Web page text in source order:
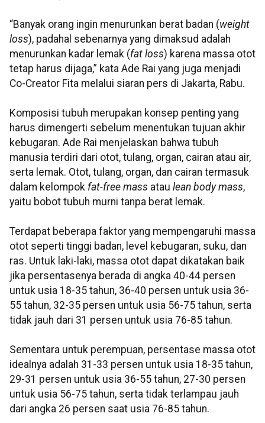
“Banyak orang ingin menurunkan berat badan (weight
loss), padahal sebenarnya yang dimaksud adalah
menurunkan kadar lemak (fat loss) karena massa otot
tetap harus dijaga,” kata Ade Rai yang juga menjadi
Co-Creator Fita melalui siaran pers di Jakarta, Rabu.
Komposisi tubuh merupakan konsep penting yang
harus dimengerti sebelum menentukan tujuan akhir
kebugaran. Ade Rai menjelaskan bahwa tubuh
manusia terdiri dari otot, tulang, organ, cairan atau air,
serta lemak. Otot, tulang, organ, dan cairan termasuk
dalam kelompok fat-free mass atau lean body mass,
yaitu bobot tubuh murni tanpa berat lemak.
Terdapat beberapa faktor yang mempengaruhi massa
otot seperti tinggi badan, level kebugaran, suku, dan
ras. Untuk laki-laki, massa otot dapat dikatakan baik
jika persentasenya berada di angka 40-44 persen
untuk usia 18-35 tahun, 36-40 persen untuk usia 36-
55 tahun, 32-35 persen untuk usia 56-75 tahun, serta
tidak jauh dari 31 persen untuk usia 76-85 tahun.
Sementara untuk perempuan, persentase massa otot
idealnya adalah 31-33 persen untuk usia 18-35 tahun,
29-31 persen untuk usia 36-55 tahun, 27-30 persen
untuk usia 56-75 tahun, serta tidak terlampau jauh
dari angka 26 persen saat usia 76-85 tahun.